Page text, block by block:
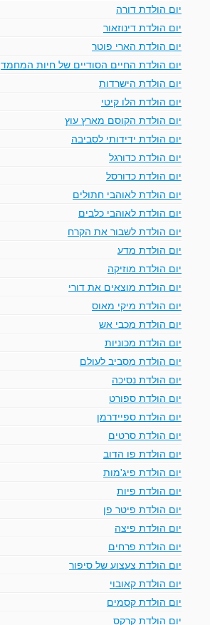
יום הולדת דורה
יום הולדת דינוזאור
יום הולדת הארי פוטר
יום הולדת החיים הסודיים של חיות המחמד
יום הולדת הישרדות
יום הולדת הלו קיטי
יום הולדת הקוסם מארץ עוץ
יום הולדת ידידותי לסביבה
יום הולדת כדורגל
יום הולדת כדורסל
יום הולדת לאוהבי חתולים
יום הולדת לאוהבי כלבים
יום הולדת לשבור את הקרח
יום הולדת מדע
יום הולדת מוזיקה
יום הולדת מוצאים את דורי
יום הולדת מיקי מאוס
יום הולדת מכבי אש
יום הולדת מכוניות
יום הולדת מסביב לעולם
יום הולדת נסיכה
יום הולדת ספורט
יום הולדת ספיידרמן
יום הולדת סרטים
יום הולדת פו הדוב
יום הולדת פיג'מות
יום הולדת פיות
יום הולדת פיטר פן
יום הולדת פיצה
יום הולדת פרחים
יום הולדת צעצוע של סיפור
יום הולדת קאובוי
יום הולדת קסמים
יום הולדת קרקס